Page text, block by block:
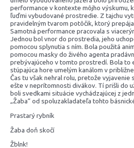
performance v kontexte môjho výskumu,
ľuďmi vybudované prostredie. Z tajchu
pravidelným tvarom potôčik, ktorý
Samotná performance pracovala s
Jednou bol vnor do prostredia, jeho
pomocou splynutia s ním. Bola použitá
pomocou masky do živého agenta
prebývajúceho v tomto prostredí. Bola to
stúpajúca hore umelým kanálom v
Čas tu však nehral rolu, pretože vyjavenie
ešte v neprítomnosti divákov. Tí prišli do
boli svedkami situácie vychádzajúcej z
„Žaba“ od spoluzakladateľa tohto
Prastarý rybník
Žaba doň skočí
Žblnk!